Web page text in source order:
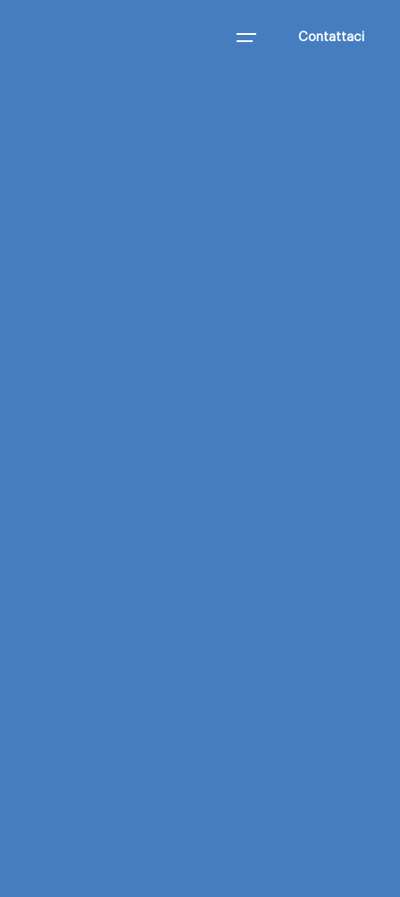
Contattaci